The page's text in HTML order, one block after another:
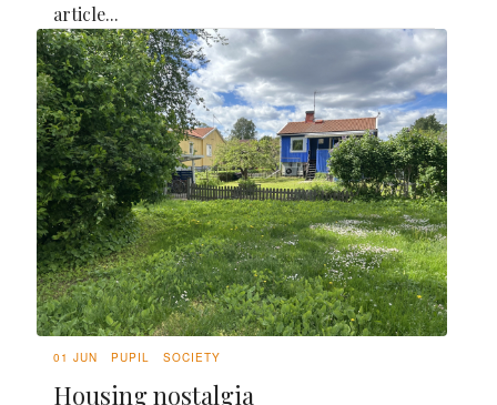
article...
01 JUN PUPIL SOCIETY
Housing nostalgia